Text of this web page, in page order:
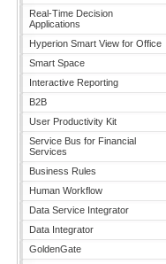
Real-Time Decision
Applications
Hyperion Smart View for Office
Smart Space
Interactive Reporting
B2B
User Productivity Kit
Service Bus for Financial
Services
Business Rules
Human Workflow
Data Service Integrator
Data Integrator
GoldenGate